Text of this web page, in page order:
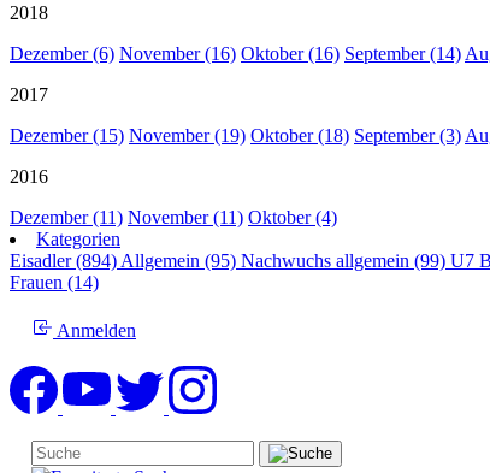
2018
Dezember (6) November (16) Oktober (16) September (14)
2017
Dezember (15) November (19) Oktober (18) September (3)
2016
Dezember (11) November (11) Oktober (4)
Kategorien
Eisadler (894) Allgemein (95) Nachwuchs allgemein (99) U7
Frauen (14)
Anmelden